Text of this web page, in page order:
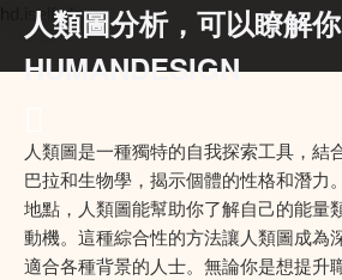
hd.iself.uk
人類圖分析，可以瞭解
HUMANDESIGN
人類圖是一種獨特的自我探索工具，結
巴拉和生物學，揭示個體的性格和潛力
地點，人類圖能幫助你了解自己的能量
動機。這種綜合性的方法讓人類圖成為
適合各種背景的人士。無論你是想提升